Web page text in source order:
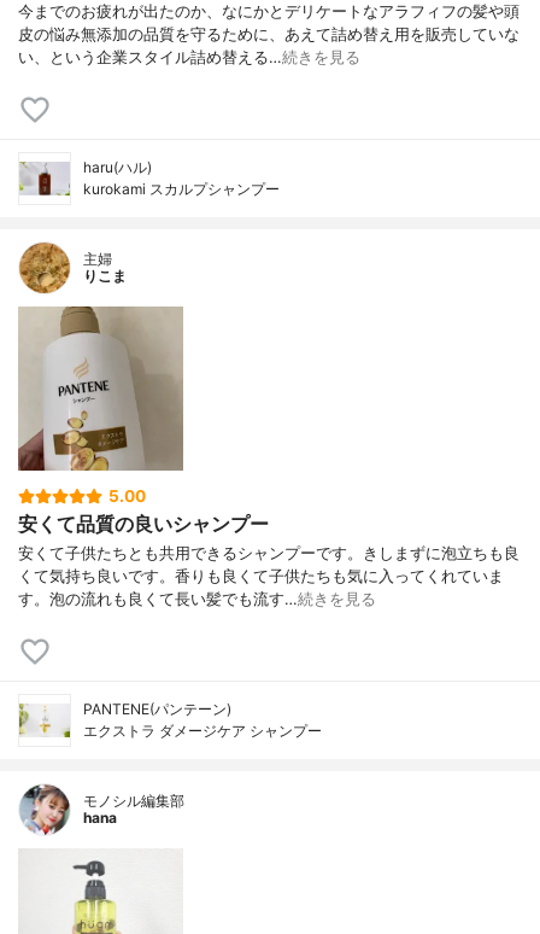
今までのお疲れが出たのか、なにかとデリケートなアラフィフの髪や頭
皮の悩み無添加の品質を守るために、あえて詰め替え用を販売していな
い、という企業スタイル詰め替える…続きを見る
haru(ハル)
kurokami スカルプシャンプー
主婦
りこま
5.00
安くて品質の良いシャンプー
安くて子供たちとも共用できるシャンプーです。きしまずに泡立ちも良
くて気持ち良いです。香りも良くて子供たちも気に入ってくれていま
す。泡の流れも良くて長い髪でも流す…続きを見る
PANTENE(パンテーン)
エクストラ ダメージケア シャンプー
モノシル編集部
hana